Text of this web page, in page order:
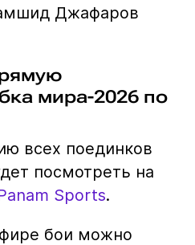
Джафаров
мира-2026 по
всех поединков
посмотреть на
Sports.
бои можно